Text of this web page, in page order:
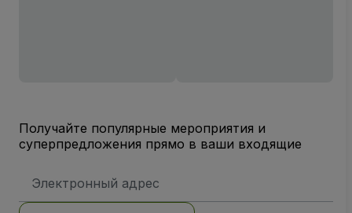
Получайте популярные мероприятия и
суперпредложения прямо в ваши входящие
электронной